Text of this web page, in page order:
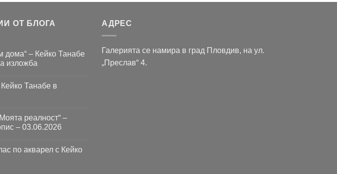
ОТ БЛОГА
дома“ – Кейко Танабе
изложба
Танабе в
реалност“ –
– 03.06.2026
по акварел с Кейко
АДРЕС
Галерията се намира в град Пловдив, на ул.
„Преслав“ 4.